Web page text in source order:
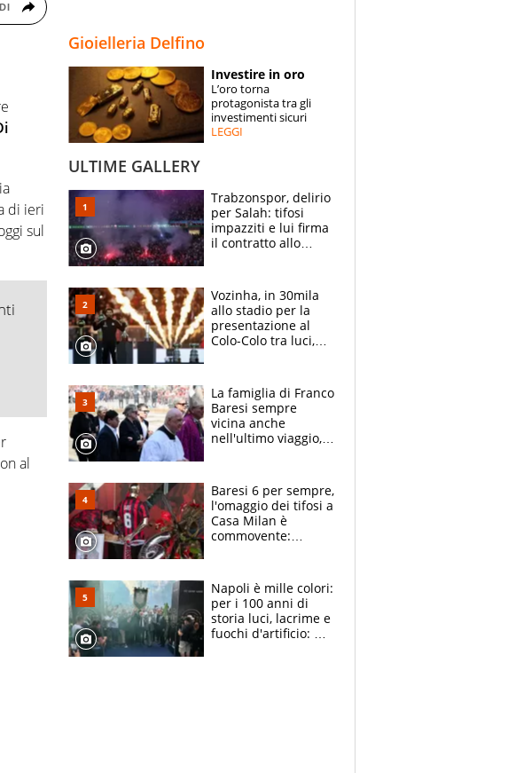
ESPERTI
CONTATTI
di ieri
sul
al
Gioielleria Delfino
Investire in oro
L’oro torna
protagonista tra gli
investimenti sicuri
LEGGI
ULTIME GALLERY
Trabzonspor, delirio
per Salah: tifosi
impazziti e lui firma
il contratto allo
Vozinha, in 30mila
allo stadio per la
presentazione al
Colo-Colo tra luci,
La famiglia di Franco
Baresi sempre
vicina anche
nell'ultimo viaggio,
circondati
dall'affetto dei tifosi
Baresi 6 per sempre,
l'omaggio dei tifosi a
Casa Milan è
commovente:
bigliettini
Napoli è mille colori:
per i 100 anni di
storia luci, lacrime e
fuochi d'artificio: De